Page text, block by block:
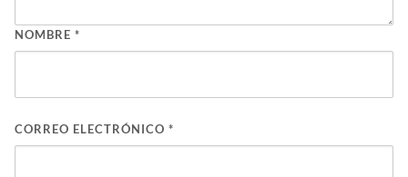
NOMBRE *
CORREO ELECTRÓNICO *